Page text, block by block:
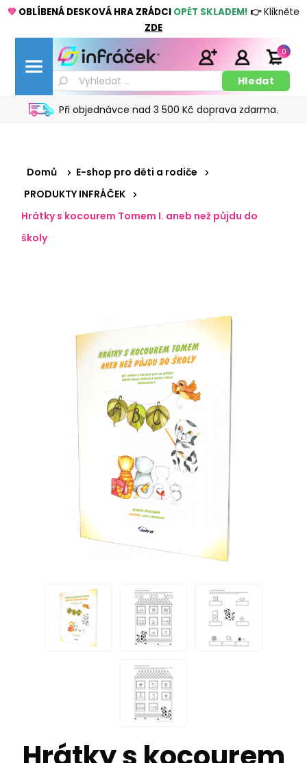
💚 OBLÍBENÁ DESKOVÁ HRA ZRÁDCI OPĚT SKLADEM! 👉Klikněte
ZDE
Při objednávce nad 3 500 Kč doprava zdarma.
0
Domů
E-shop pro děti a rodiče
PRODUKTY INFRÁČEK
Hrátky s kocourem Tomem I. aneb než půjdu do
školy